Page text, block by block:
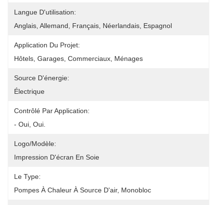
Langue D'utilisation:
Anglais, Allemand, Français, Néerlandais, Espagnol
Application Du Projet:
Hôtels, Garages, Commerciaux, Ménages
Source D'énergie:
Électrique
Contrôlé Par Application:
- Oui, Oui.
Logo/modèle:
Impression D'écran En Soie
Le Type:
Pompes À Chaleur À Source D'air, Monobloc